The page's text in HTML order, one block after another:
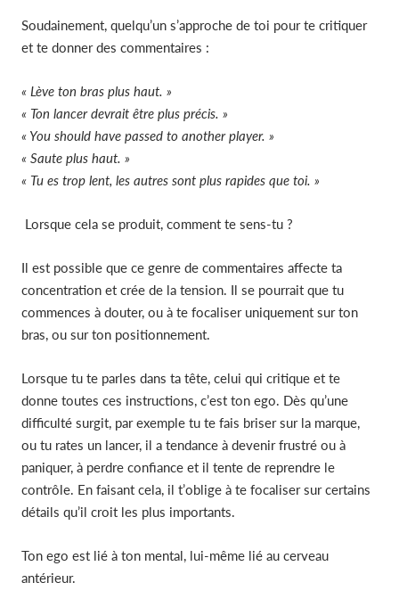
Soudainement, quelqu’un s’approche de toi pour te critiquer
et te donner des commentaires :
« Lève ton bras plus haut. »
« Ton lancer devrait être plus précis. »
« You should have passed to another player. »
« Saute plus haut. »
« Tu es trop lent, les autres sont plus rapides que toi. »
Lorsque cela se produit, comment te sens-tu ?
Il est possible que ce genre de commentaires affecte ta
concentration et crée de la tension. Il se pourrait que tu
commences à douter, ou à te focaliser uniquement sur ton
bras, ou sur ton positionnement.
Lorsque tu te parles dans ta tête, celui qui critique et te
donne toutes ces instructions, c’est ton ego. Dès qu’une
difficulté surgit, par exemple tu te fais briser sur la marque,
ou tu rates un lancer, il a tendance à devenir frustré ou à
paniquer, à perdre confiance et il tente de reprendre le
contrôle. En faisant cela, il t’oblige à te focaliser sur certains
détails qu’il croit les plus importants.
Ton ego est lié à ton mental, lui-même lié au cerveau
antérieur.